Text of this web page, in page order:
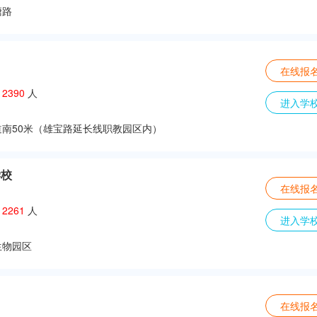
2390 人
50米（雄宝路延长线职教园区内）
在线报
进入学
2261 人
园区
在线报
进入学
在线报